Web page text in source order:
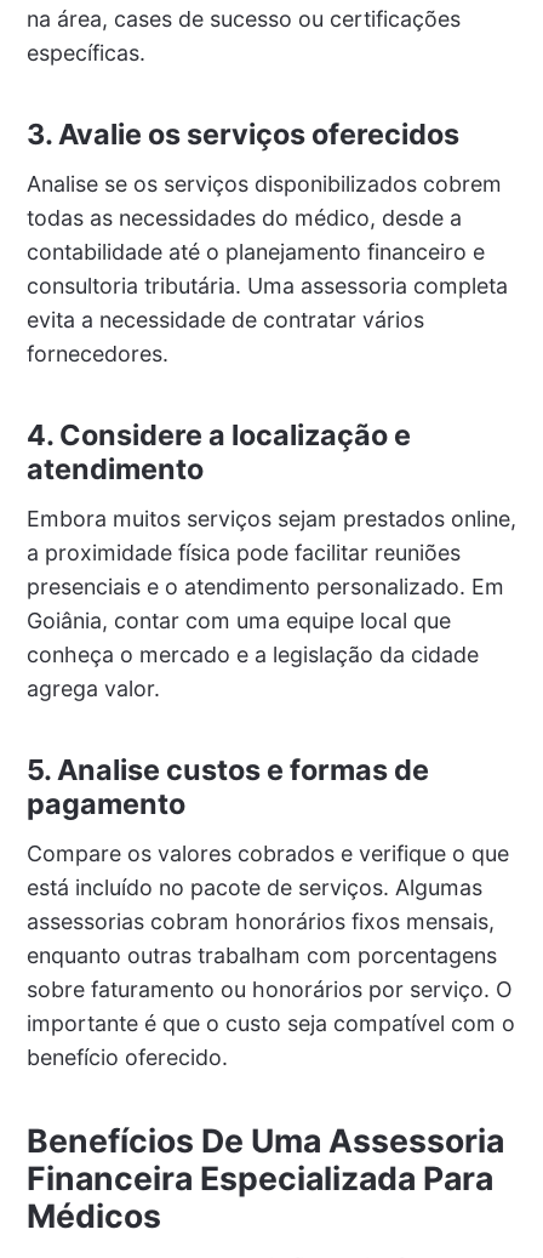
na área, cases de sucesso ou certificações
específicas.
3. Avalie os serviços oferecidos
Analise se os serviços disponibilizados cobrem
todas as necessidades do médico, desde a
contabilidade até o planejamento financeiro e
consultoria tributária. Uma assessoria completa
evita a necessidade de contratar vários
fornecedores.
4. Considere a localização e
atendimento
Embora muitos serviços sejam prestados online,
a proximidade física pode facilitar reuniões
presenciais e o atendimento personalizado. Em
Goiânia, contar com uma equipe local que
conheça o mercado e a legislação da cidade
agrega valor.
5. Analise custos e formas de
pagamento
Compare os valores cobrados e verifique o que
está incluído no pacote de serviços. Algumas
assessorias cobram honorários fixos mensais,
enquanto outras trabalham com porcentagens
sobre faturamento ou honorários por serviço. O
importante é que o custo seja compatível com o
benefício oferecido.
Benefícios De Uma Assessoria
Financeira Especializada Para
Médicos